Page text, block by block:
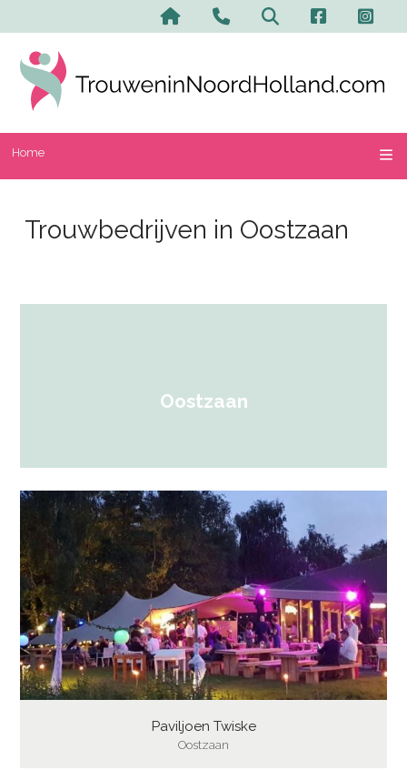
Home
Trouwbedrijven in Oostzaan
Oostzaan
Paviljoen Twiske
Oostzaan